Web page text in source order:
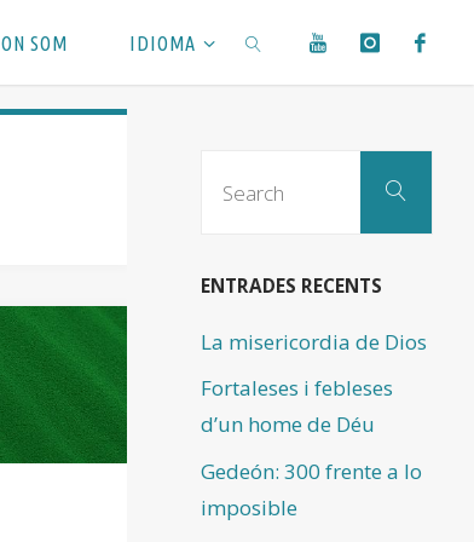
ON SOM IDIOMA
Search
ENTRADES RECENTS
La misericordia de Dios
Fortaleses i febleses
d’un home de Déu
Gedeón: 300 frente a lo
imposible